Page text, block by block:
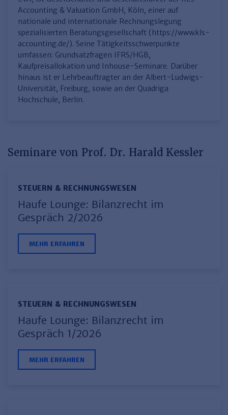
Sozialrecht
Compliance
Insolvenzrecht
Medizinrecht
SGB & Sozialwesen
Betriebliches
Gesundheitsmanagement
Finden Sie Ihr Thema
Haufe Personal Office
Haufe Finance Office
Haufe Zeugnis Manager
Haufe TVöD/TV-L Office
Accounting & Valuation GmbH, Köln, einer auf
nationale und internationale Rechnungslegung
spezialisierten Beratungsgesellschaft (https://www.kls-
accounting.de/). Seine Tätigkeitsschwerpunkte
umfassen: Grundsatzfragen IFRS/HGB,
Kaufpreisallokation und Inhouse-Seminare. Darüber
hinaus ist er Lehrbeauftragter an der Albert-Ludwigs-
Universität, Freiburg, sowie an der Quadriga
Hochschule, Berlin.
Seminare von Prof. Dr. Harald Kessler
STEUERN & RECHNUNGSWESEN
Haufe Lounge: Bilanzrecht im
Gespräch 2/2026
MEHR ERFAHREN
STEUERN & RECHNUNGSWESEN
Haufe Lounge: Bilanzrecht im
Gespräch 1/2026
MEHR ERFAHREN